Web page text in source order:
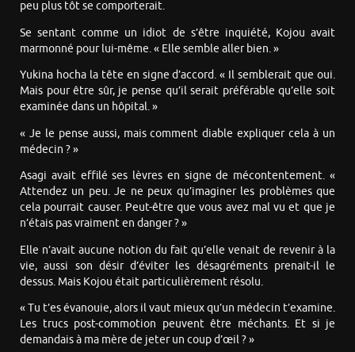
peu plus tôt se comporterait.
Se sentant comme un idiot de s’être inquiété, Kojou avait
marmonné pour lui-même. « Elle semble aller bien. »
Yukina hocha la tête en signe d’accord. « Il semblerait que oui.
Mais pour être sûr, je pense qu’il serait préférable qu’elle soit
examinée dans un hôpital. »
« Je le pense aussi, mais comment diable expliquer cela à un
médecin ? »
Asagi avait effilé ses lèvres en signe de mécontentement. «
Attendez un peu. Je ne peux qu’imaginer les problèmes que
cela pourrait causer. Peut-être que vous avez mal vu et que je
n’étais pas vraiment en danger ? »
Elle n’avait aucune notion du fait qu’elle venait de revenir à la
vie, aussi son désir d’éviter les désagréments prenait-il le
dessus. Mais Kojou était particulièrement résolu.
« Tu t’es évanouie, alors il vaut mieux qu’un médecin t’examine.
Les trucs post-commotion peuvent être méchants. Et si je
demandais à ma mère de jeter un coup d’œil ? »